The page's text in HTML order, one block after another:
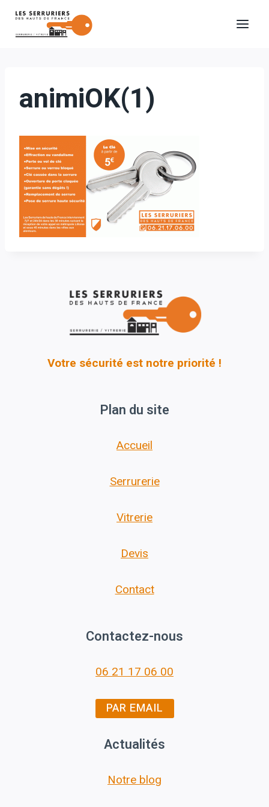
Aller
animiOK(1)
Votre sécurité est notre priorité !
Plan du site
Accueil
Serrurerie
Vitrerie
Devis
Contact
Contactez-nous
06 21 17 06 00
PAR EMAIL
Actualités
Notre blog